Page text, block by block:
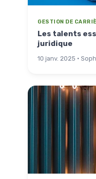
GESTION DE
Les talents
juridique
10 janv. 2025 ·